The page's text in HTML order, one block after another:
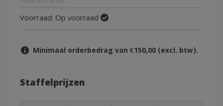
Voorraad: Op voorraad
Minimaal orderbedrag van €150,00 (excl. btw).
Staffelprijzen